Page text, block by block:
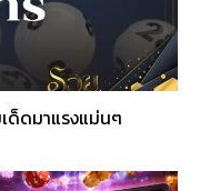
ด็ดมาแรงแม่นๆ